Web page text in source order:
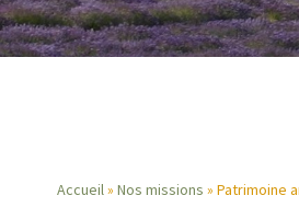
Accueil Nos missions Patrimoine